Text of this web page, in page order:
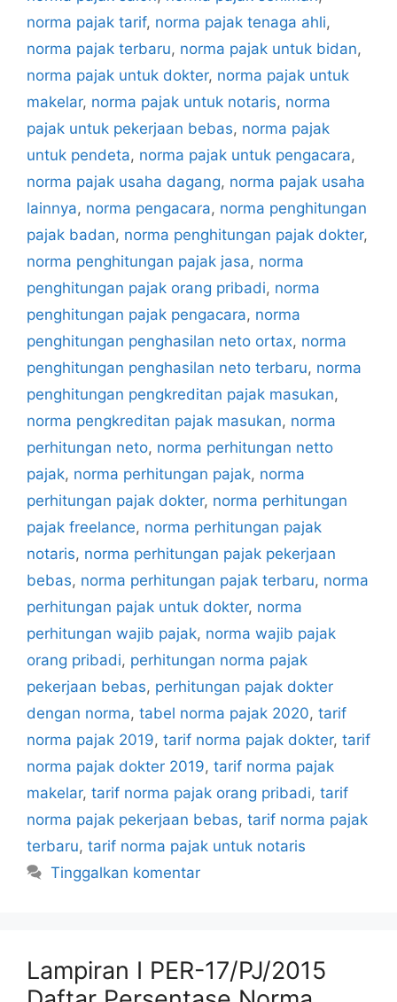
norma pajak tarif, norma pajak tenaga ahli,
norma pajak terbaru, norma pajak untuk bidan,
norma pajak untuk dokter, norma pajak untuk
makelar, norma pajak untuk notaris, norma
pajak untuk pekerjaan bebas, norma pajak
untuk pendeta, norma pajak untuk pengacara,
norma pajak usaha dagang, norma pajak usaha
lainnya, norma pengacara, norma penghitungan
pajak badan, norma penghitungan pajak dokter,
norma penghitungan pajak jasa, norma
penghitungan pajak orang pribadi, norma
penghitungan pajak pengacara, norma
penghitungan penghasilan neto ortax, norma
penghitungan penghasilan neto terbaru, norma
penghitungan pengkreditan pajak masukan,
norma pengkreditan pajak masukan, norma
perhitungan neto, norma perhitungan netto
pajak, norma perhitungan pajak, norma
perhitungan pajak dokter, norma perhitungan
pajak freelance, norma perhitungan pajak
notaris, norma perhitungan pajak pekerjaan
bebas, norma perhitungan pajak terbaru, norma
perhitungan pajak untuk dokter, norma
perhitungan wajib pajak, norma wajib pajak
orang pribadi, perhitungan norma pajak
pekerjaan bebas, perhitungan pajak dokter
dengan norma, tabel norma pajak 2020, tarif
norma pajak 2019, tarif norma pajak dokter, tarif
norma pajak dokter 2019, tarif norma pajak
makelar, tarif norma pajak orang pribadi, tarif
norma pajak pekerjaan bebas, tarif norma pajak
terbaru, tarif norma pajak untuk notaris
Tinggalkan komentar
Lampiran I PER-17/PJ/2015